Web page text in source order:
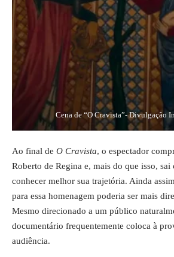
Cena de “O Cravista”- Divulgação
Ao final de O Cravista, o espectador
Roberto de Regina e, mais do que isso, sai
conhecer melhor sua trajetória. Ainda
para essa homenagem poderia ser mais
Mesmo direcionado a um público
documentário frequentemente coloca à
audiência.